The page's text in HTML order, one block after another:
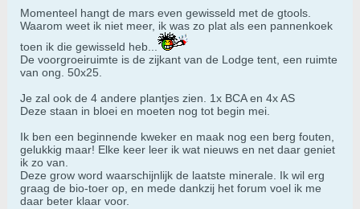
Momenteel hangt de mars even gewisseld met de gtools.
Waarom weet ik niet meer, ik was zo plat als een pannenkoek
toen ik die gewisseld heb...
De voorgroeiruimte is de zijkant van de Lodge tent, een ruimte
van ong. 50x25.
Je zal ook de 4 andere plantjes zien. 1x BCA en 4x AS
Deze staan in bloei en moeten nog tot begin mei.
Ik ben een beginnende kweker en maak nog een berg fouten,
gelukkig maar! Elke keer leer ik wat nieuws en net daar geniet
ik zo van.
Deze grow word waarschijnlijk de laatste minerale. Ik wil erg
graag de bio-toer op, en mede dankzij het forum voel ik me
daar beter klaar voor.